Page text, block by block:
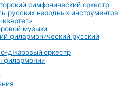
симфонический оркестр
русских народных инструментов
квартет»
музыки
филармонический русский
джазовый оркестр
филармонии